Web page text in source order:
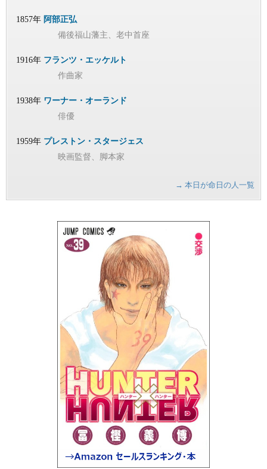
1857年 阿部正弘
備後福山藩主、老中首座
1916年 フランツ・エッケルト
作曲家
1938年 ワーナー・オーランド
俳優
1959年 プレストン・スタージェス
映画監督、脚本家
→ 本日が命日の人一覧